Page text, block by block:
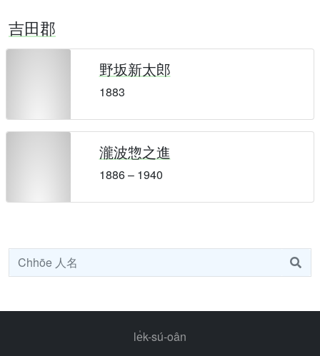
吉田郡
野坂新太郎
1883
瀧波惣之進
1886 – 1940
le̍k-sú-oân